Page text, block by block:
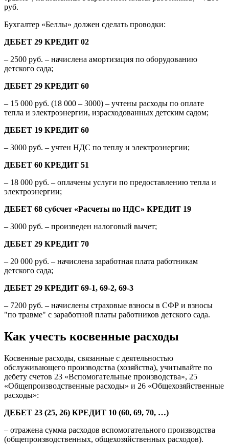
руб.
Бухгалтер «Беллы» должен сделать проводки:
ДЕБЕТ 29 КРЕДИТ 02
– 2500 руб. – начислена амортизация по оборудованию
детского сада;
ДЕБЕТ 29 КРЕДИТ 60
– 15 000 руб. (18 000 – 3000) – учтены расходы по оплате
тепла и электроэнергии, израсходованных детским садом;
ДЕБЕТ 19 КРЕДИТ 60
– 3000 руб. – учтен НДС по теплу и электроэнергии;
ДЕБЕТ 60 КРЕДИТ 51
– 18 000 руб. – оплачены услуги по предоставлению тепла и
электроэнергии;
ДЕБЕТ 68 субсчет «Расчеты по НДС» КРЕДИТ 19
– 3000 руб. – произведен налоговый вычет;
ДЕБЕТ 29 КРЕДИТ 70
– 20 000 руб. – начислена заработная плата работникам
детского сада;
ДЕБЕТ 29 КРЕДИТ 69-1, 69-2, 69-3
– 7200 руб. – начислены страховые взносы в СФР и взносы
"по травме" с заработной платы работников детского сада.
Как учесть косвенные расходы
Косвенные расходы, связанные с деятельностью
обслуживающего производства (хозяйства), учитывайте по
дебету счетов 23 «Вспомогательные производства», 25
«Общепроизводственные расходы» и 26 «Общехозяйственные
расходы»:
ДЕБЕТ 23 (25, 26) КРЕДИТ 10 (60, 69, 70, …)
– отражена сумма расходов вспомогательного производства
(общепроизводственных, общехозяйственных расходов).